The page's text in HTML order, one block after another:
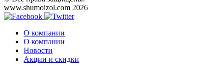
www.shumoizol.com 2026
О компании
О компании
Новости
Акции и скидки